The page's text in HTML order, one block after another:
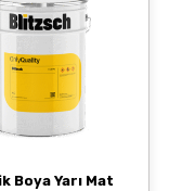
Boya Yarı Mat